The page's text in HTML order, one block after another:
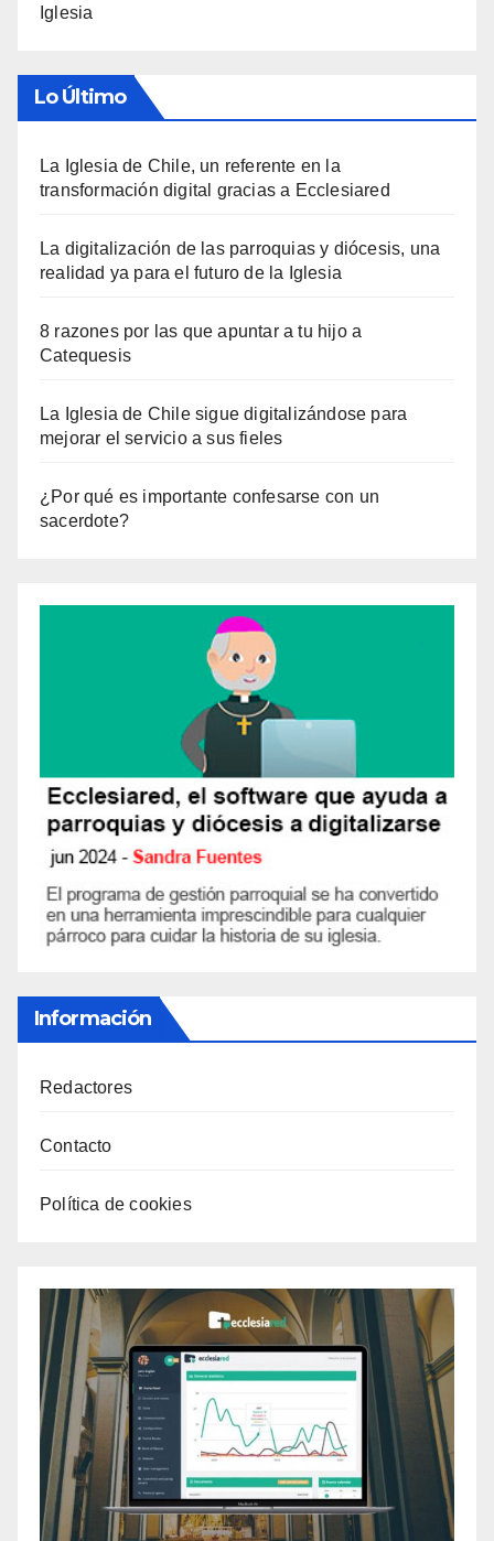
Iglesia
Lo Último
La Iglesia de Chile, un referente en la
transformación digital gracias a Ecclesiared
La digitalización de las parroquias y diócesis, una
realidad ya para el futuro de la Iglesia
8 razones por las que apuntar a tu hijo a
Catequesis
La Iglesia de Chile sigue digitalizándose para
mejorar el servicio a sus fieles
¿Por qué es importante confesarse con un
sacerdote?
Información
Redactores
Contacto
Política de cookies